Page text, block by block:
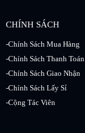
CHÍNH SÁCH
-Chính Sách Mua Hàng
-Chính Sách Thanh Toán
-Chính Sách Giao Nhận
-Chính Sách Lấy Sỉ
-Cộng Tác Viên